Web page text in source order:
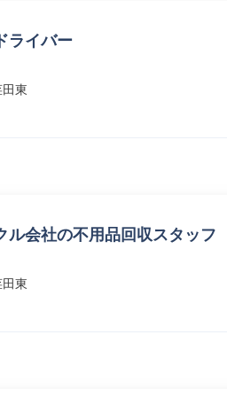
ライバー
東
ル会社の不用品回収スタッフ
東